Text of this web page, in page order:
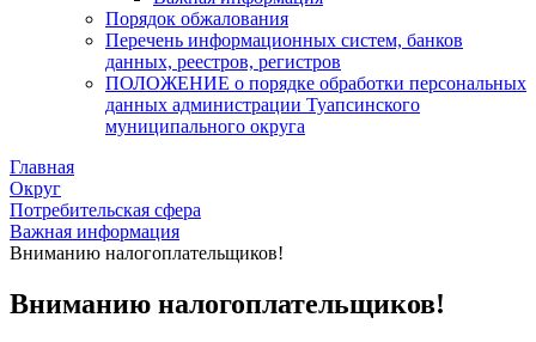
Порядок обжалования
Перечень информационных систем, банков
данных, реестров, регистров
ПОЛОЖЕНИЕ о порядке обработки персональных
данных администрации Туапсинского
муниципального округа
Главная
Округ
Потребительская сфера
Важная информация
Вниманию налогоплательщиков!
Вниманию налогоплательщиков!